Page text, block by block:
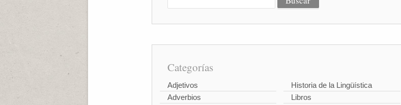
Categorías
Adjetivos
Adverbios
Historia de la Lingüística
Libros